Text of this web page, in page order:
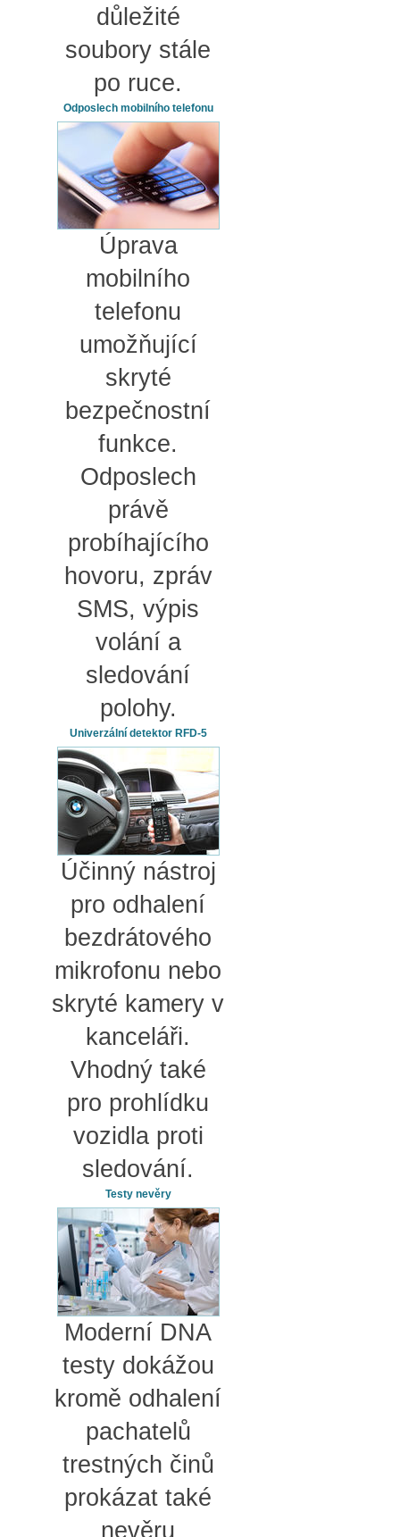
důležité
soubory stále
po ruce.
Odposlech mobilního telefonu
Úprava
mobilního
telefonu
umožňující
skryté
bezpečnostní
funkce.
Odposlech
právě
probíhajícího
hovoru, zpráv
SMS, výpis
volání a
sledování
polohy.
Univerzální detektor RFD-5
Účinný nástroj
pro odhalení
bezdrátového
mikrofonu nebo
skryté kamery v
kanceláři.
Vhodný také
pro prohlídku
vozidla proti
sledování.
Testy nevěry
Moderní DNA
testy dokážou
kromě odhalení
pachatelů
trestných činů
prokázat také
nevěru